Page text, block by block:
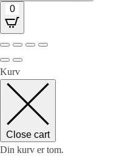
0
Kurv
Close cart
Din kurv er tom.